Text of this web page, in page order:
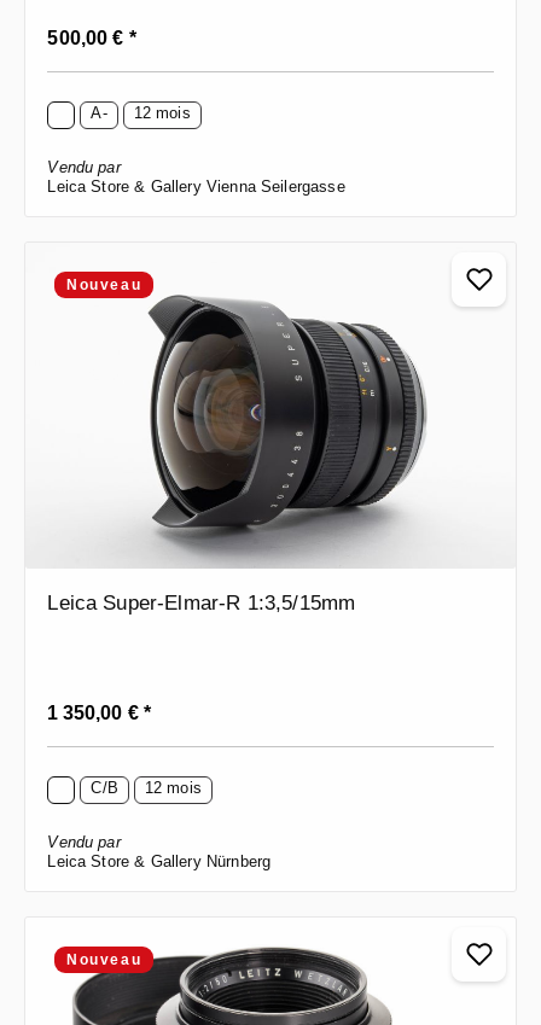
Prix régulier :
500,00 € *
A- 12 mois
Vendu par
Leica Store & Gallery Vienna Seilergasse
Nouveau
Leica Super-Elmar-R 1:3,5/15mm
Prix régulier :
1 350,00 € *
C/B 12 mois
Vendu par
Leica Store & Gallery Nürnberg
Nouveau